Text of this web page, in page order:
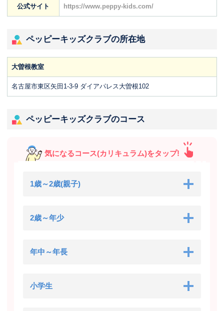
公式サイト https://www.peppy-kids.com/
ペッピーキッズクラブの所在地
大曽根教室
名古屋市東区矢田1-3-9 ダイアパレス大曽根102
ペッピーキッズクラブのコース
気になるコース(カリキュラム)をタップ!
1歳～2歳(親子)
2歳～年少
年中～年長
小学生